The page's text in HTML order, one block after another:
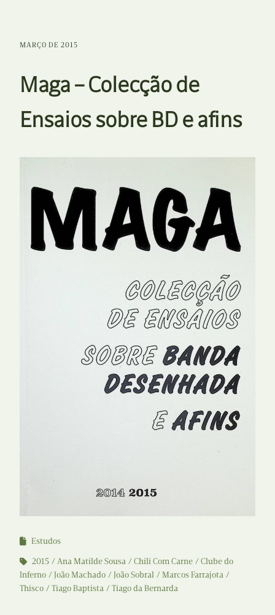
MARÇO DE 2015
Maga – Colecção de
Ensaios sobre BD e afins
Estudos
2015
Ana Matilde Sousa Chili Com Carne
Clube do
Inferno
João Machado João Sobral
Marcos Farrajota
Thisco
Tiago Baptista Tiago da Bernarda